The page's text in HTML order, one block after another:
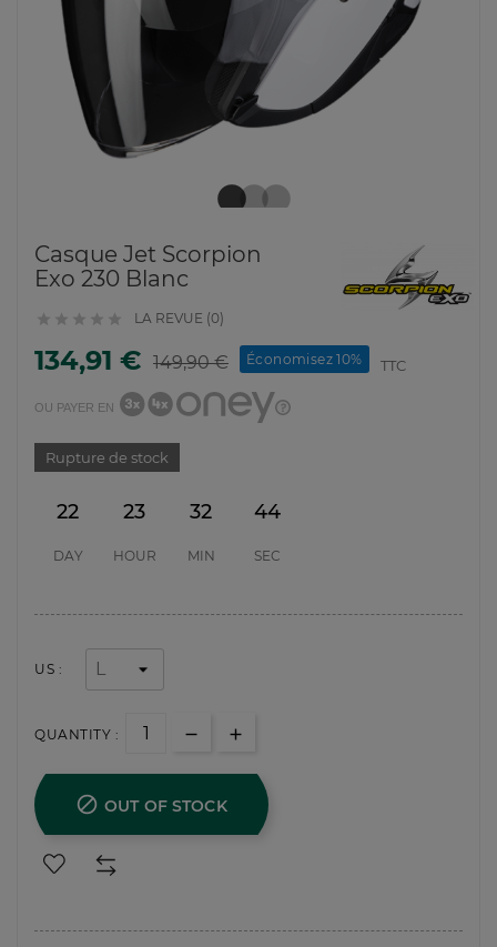
Casque Jet Scorpion
Exo 230 Blanc
     LA REVUE (0)
134,91 € 149,90 € Économisez 10% TTC
OU PAYER EN
Rupture de stock
22
DAY
23
HOUR
32
MIN
43
SEC
US :
QUANTITY :
 OUT OF STOCK